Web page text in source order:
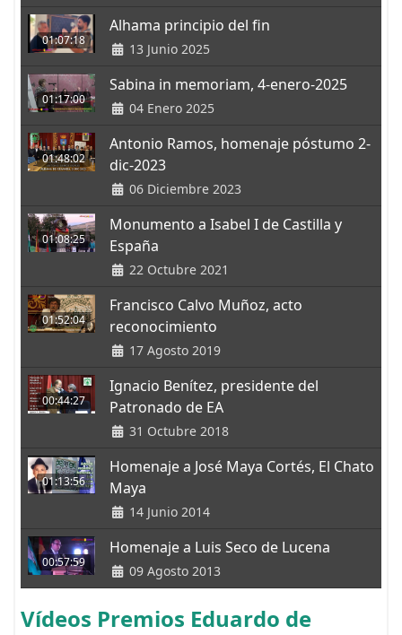
01:07:18
Alhama principio del fin
13 Junio 2025
01:17:00
Sabina in memoriam, 4-enero-2025
04 Enero 2025
01:48:02
Antonio Ramos, homenaje póstumo 2-
dic-2023
06 Diciembre 2023
01:08:25
Monumento a Isabel I de Castilla y
España
22 Octubre 2021
01:52:04
Francisco Calvo Muñoz, acto
reconocimiento
17 Agosto 2019
00:44:27
Ignacio Benítez, presidente del
Patronado de EA
31 Octubre 2018
01:13:56
Homenaje a José Maya Cortés, El Chato
Maya
14 Junio 2014
00:57:59
Homenaje a Luis Seco de Lucena
09 Agosto 2013
Vídeos Premios Eduardo de